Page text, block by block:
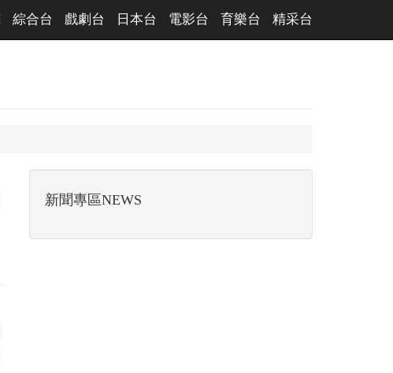
綜合台 戲劇台 日本台 電影台 育樂台 精采台
新聞專區NEWS